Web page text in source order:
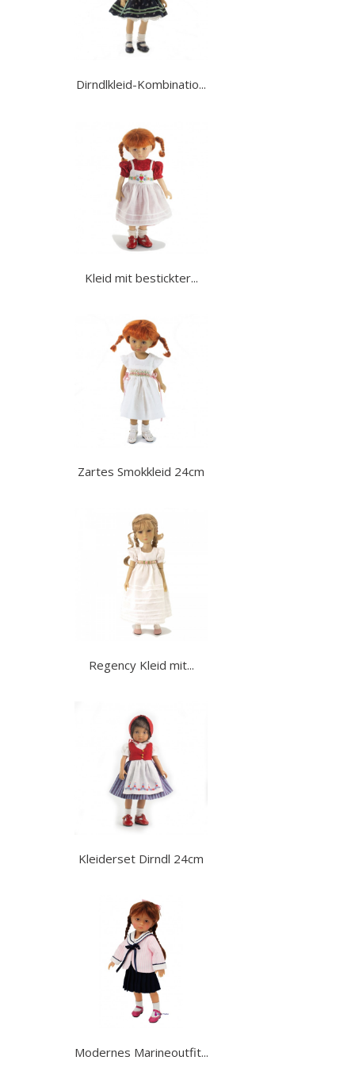
Dirndlkleid-Kombinatio...
Kleid mit bestickter...
Zartes Smokkleid 24cm
Regency Kleid mit...
Kleiderset Dirndl 24cm
Modernes Marineoutfit...